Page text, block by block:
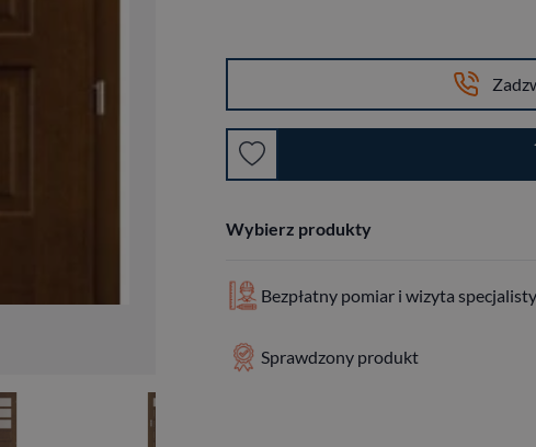
Wybierz produkty
Bezpłatny pomiar i wizyta specjalisty
Sprawdzony produkt